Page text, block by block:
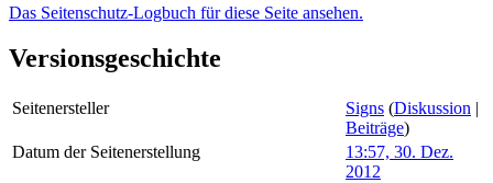
Das Seitenschutz-Logbuch für diese Seite ansehen.
Versionsgeschichte
Seitenersteller Signs (Diskussion |
Beiträge)
Datum der Seitenerstellung
13:57, 30. Dez.
2012